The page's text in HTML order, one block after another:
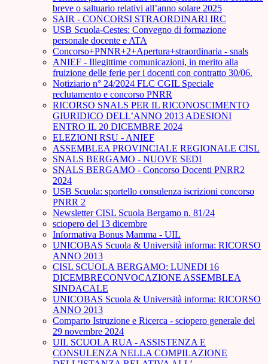
breve o saltuario relativi all’anno solare 2025
SAIR - CONCORSI STRAORDINARI IRC
USB Scuola-Cestes: Convegno di formazione
personale docente e ATA
Concorso+PNNR+2+Apertura+straordinaria - snals
ANIEF - Illegittime comunicazioni, in merito alla
fruizione delle ferie per i docenti con contratto 30/06.
Notiziario n° 24/2024 FLC CGIL Speciale
reclutamento e concorso PNRR
RICORSO SNALS PER IL RICONOSCIMENTO
GIURIDICO DELL’ANNO 2013 ADESIONI
ENTRO IL 20 DICEMBRE 2024
ELEZIONI RSU - ANIEF
ASSEMBLEA PROVINCIALE REGIONALE CISL
SNALS BERGAMO - NUOVE SEDI
SNALS BERGAMO - Concorso Docenti PNRR2
2024
USB Scuola: sportello consulenza iscrizioni concorso
PNRR 2
Newsletter CISL Scuola Bergamo n. 81/24
sciopero del 13 dicembre
Informativa Bonus Mamma - UIL
UNICOBAS Scuola & Università informa: RICORSO
ANNO 2013
CISL SCUOLA BERGAMO: LUNEDI 16
DICEMBRECONVOCAZIONE ASSEMBLEA
SINDACALE
UNICOBAS Scuola & Università informa: RICORSO
ANNO 2013
Comparto Istruzione e Ricerca - sciopero generale del
29 novembre 2024
UIL SCUOLA RUA - ASSISTENZA E
CONSULENZA NELLA COMPILAZIONE